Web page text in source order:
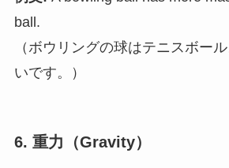
ball.
（ボウリングの球はテニスボー
いです。）
6. 重力（Gravity）